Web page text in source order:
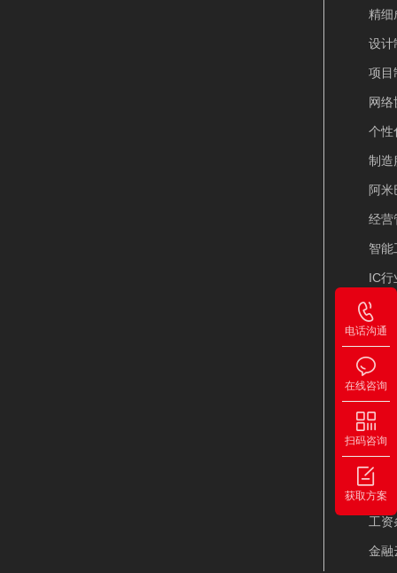
精细
设计
项目
网
个性
制造
阿
经营
智能
IC行
IPO
PLM
其
薪福
点聚
通信
工资
金融
电话沟通
在线咨询
扫码咨询
获取方案